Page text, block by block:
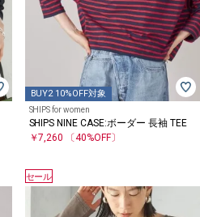
BUY2 10%OFF対象
SHIPS for women
SHIPS NINE CASE:ボーダー 長袖 TEE
￥7,260
〔40%OFF〕
セール